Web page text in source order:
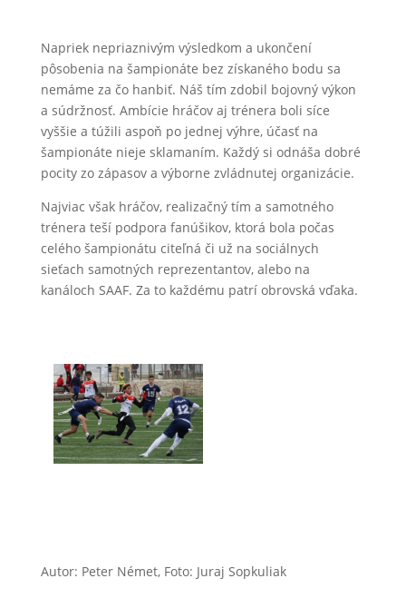
Napriek nepriaznivým výsledkom a ukončení
pôsobenia na šampionáte bez získaného bodu sa
nemáme za čo hanbiť. Náš tím zdobil bojovný výkon
a súdržnosť. Ambície hráčov aj trénera boli síce
vyššie a túžili aspoň po jednej výhre, účasť na
šampionáte nieje sklamaním. Každý si odnáša dobré
pocity zo zápasov a výborne zvládnutej organizácie.
Najviac však hráčov, realizačný tím a samotného
trénera teší podpora fanúšikov, ktorá bola počas
celého šampionátu citeľná či už na sociálnych
sieťach samotných reprezentantov, alebo na
kanáloch SAAF. Za to každému patrí obrovská vďaka.
Autor: Peter Német, Foto: Juraj Sopkuliak